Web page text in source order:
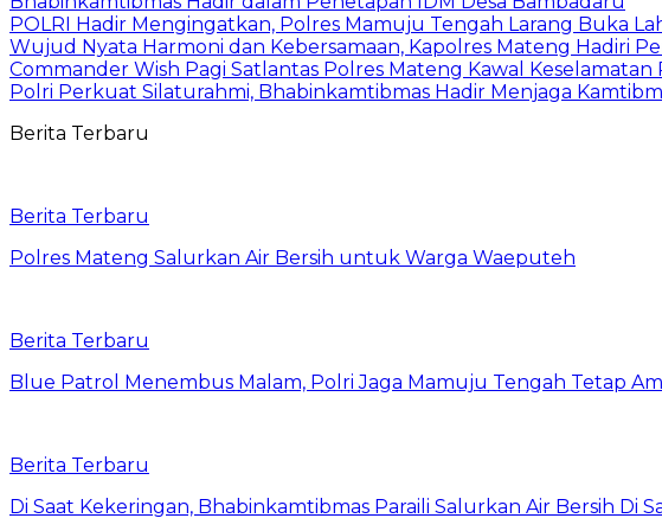
POLRI Hadir Mengingatkan, Polres Mamuju Tengah Larang Buka
Wujud Nyata Harmoni dan Kebersamaan, Kapolres Mateng Hadiri
Commander Wish Pagi Satlantas Polres Mateng Kawal
Polri Perkuat Silaturahmi, Bhabinkamtibmas Hadir Menjaga
Berita Terbaru
Berita Terbaru
Polres Mateng Salurkan Air Bersih untuk Warga Waeputeh
Berita Terbaru
Blue Patrol Menembus Malam, Polri Jaga Mamuju Tengah Tetap
Berita Terbaru
Di Saat Kekeringan, Bhabinkamtibmas Paraili Salurkan Air Bersih Di